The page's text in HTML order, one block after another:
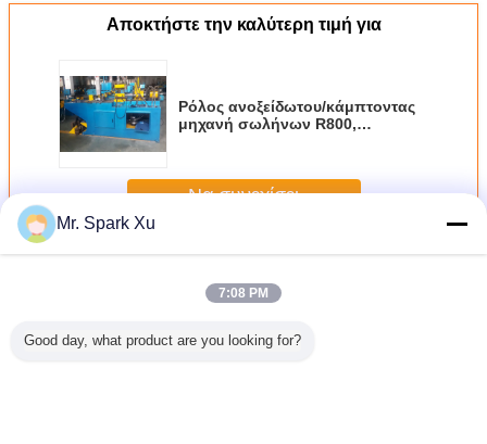
Αποκτήστε την καλύτερη τιμή για
Ρόλος ανοξείδωτου/κάμπτοντας
μηχανή σωλήνων R800,
Να συνεχίσει
Περισσότεροισωλήνας μηχανή κάμψης
Mr. Spark Xu
7:08 PM
Good day, what product are you looking for?